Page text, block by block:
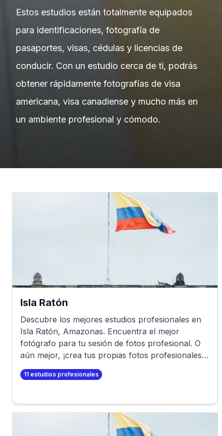
Estos estudios están totalmente equipados
para identificaciones, fotografía de
pasaportes, visas, cédulas y licencias de
conducir. Con un estudio cerca de ti, podrás
obtener rápidamente fotografías de visa
americana, visa canadiense y mucho más en
un ambiente profesional y cómodo.
Isla Ratón
Descubre los mejores estudios profesionales en
Isla Ratón, Amazonas. Encuentra el mejor
fotógrafo para tu sesión de fotos profesional. O
aún mejor, ¡crea tus propias fotos profesionales
en minutos!
11 estudios profesionales